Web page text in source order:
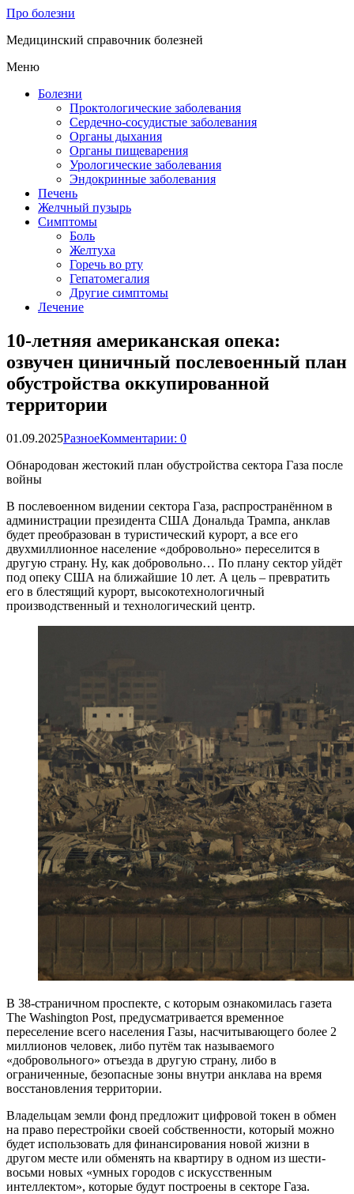
Про болезни
Медицинский справочник болезней
Меню
Болезни
Проктологические заболевания
Сердечно-сосудистые заболевания
Органы дыхания
Органы пищеварения
Урологические заболевания
Эндокринные заболевания
Печень
Желчный пузырь
Симптомы
Боль
Желтуха
Горечь во рту
Гепатомегалия
Другие симптомы
Лечение
10-летняя американская опека:
озвучен циничный послевоенный план
обустройства оккупированной
территории
01.09.2025РазноеКомментарии: 0
Обнародован жестокий план обустройства сектора Газа после
войны
В послевоенном видении сектора Газа, распространённом в
администрации президента США Дональда Трампа, анклав
будет преобразован в туристический курорт, а все его
двухмиллионное население «добровольно» переселится в
другую страну. Ну, как добровольно… По плану сектор уйдёт
под опеку США на ближайшие 10 лет. А цель – превратить
его в блестящий курорт, высокотехнологичный
производственный и технологический центр.
В 38-страничном проспекте, с которым ознакомилась газета
The Washington Post, предусматривается временное
переселение всего населения Газы, насчитывающего более 2
миллионов человек, либо путём так называемого
«добровольного» отъезда в другую страну, либо в
ограниченные, безопасные зоны внутри анклава на время
восстановления территории.
Владельцам земли фонд предложит цифровой токен в обмен
на право перестройки своей собственности, который можно
будет использовать для финансирования новой жизни в
другом месте или обменять на квартиру в одном из шести-
восьми новых «умных городов с искусственным
интеллектом», которые будут построены в секторе Газа.